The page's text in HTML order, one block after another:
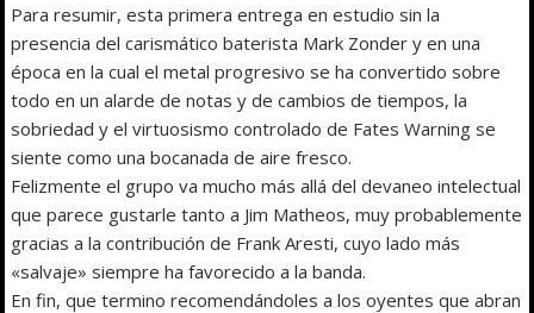
Para resumir, esta primera entrega en estudio sin la
presencia del carismático baterista Mark Zonder y en una
época en la cual el metal progresivo se ha convertido sobre
todo en un alarde de notas y de cambios de tiempos, la
sobriedad y el virtuosismo controlado de Fates Warning se
siente como una bocanada de aire fresco.
Felizmente el grupo va mucho más allá del devaneo intelectual
que parece gustarle tanto a Jim Matheos, muy probablemente
gracias a la contribución de Frank Aresti, cuyo lado más
«salvaje» siempre ha favorecido a la banda.
En fin, que termino recomendándoles a los oyentes que abran